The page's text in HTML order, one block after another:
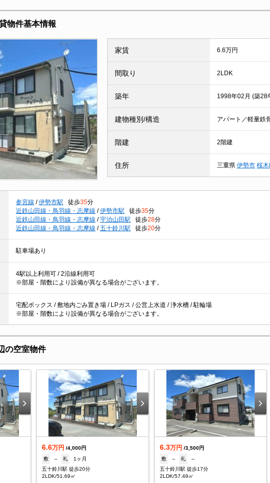
物件基本情報
家賃 6.6万円
間取り 2LDK
築年 1998年02月 (築28
建物種別/構造 アパート／軽量鉄
階建 2階建
住所 三重県 伊勢市 桜木
参宮線 / 伊勢市駅 徒歩35分
近鉄山田線・鳥羽線・志摩線 / 伊勢市駅 徒歩35分
近鉄山田線・鳥羽線・志摩線 / 宇治山田駅 徒歩28分
近鉄山田線・鳥羽線・志摩線 / 五十鈴川駅 徒歩20分
駐車場あり
4駅以上利用可 / 2沿線利用可
※部屋・階数により設備が異なる場合がございます。
宅配ボックス / 敷地内ごみ置き場 / LPガス / 公営上水道 / 浄水槽 / 駐輪場
※部屋・階数により設備が異なる場合がございます。
の空室物件
6.6万円 /4,000円
敷
-- 礼
1ヶ月
五十鈴川駅 徒歩20分
2LDK/51.69㎡
6.3万円 /3,500円
敷
-- 礼
--
五十鈴川駅 徒歩17分
2LDK/57.49㎡